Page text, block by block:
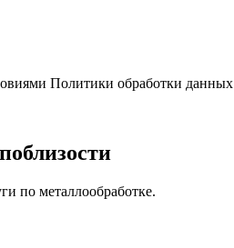
Политики обработки данных
по металлообработке.